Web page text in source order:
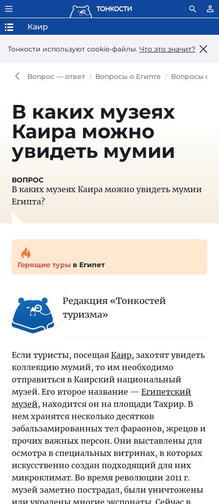
Тонкости используют сookie-файлы. Что это значит?
Каир
Вопрос — ответ Вопросы о Египте Вопросы о
В каких музеях
Каира можно
увидеть мумии
В каких музеях Каира можно увидеть мумии
Египта?
Горящие туры в Египет
Редакция «Тонкостей
туризма»
Если туристы, посещая Каир, захотят увидеть
коллекцию мумий, то им необходимо
отправиться в Каирский национальный
музей. Его второе название — Египетский
музей, находится он на площади Тахрир. В
нем хранятся несколько десятков
забальзамированных тел фараонов, жрецов и
прочих важных персон. Они выставлены для
осмотра в специальных витринах, в которых
искусственно создан подходящий для них
микроклимат. Во время революции 2011 г.
музей заметно пострадал, были уничтожены
или украдены многие экспонаты. Сейчас в